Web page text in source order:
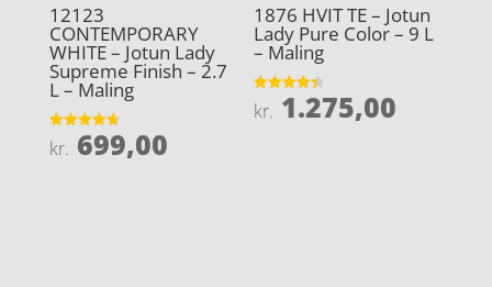
12123
CONTEMPORARY
WHITE – Jotun Lady
Supreme Finish – 2.7
L – Maling
Vurderet
4.7
kr. 699,00
1876 HVIT TE – Jotun
Lady Pure Color – 9 L
– Maling
Vurderet
4.4
kr. 1.275,00